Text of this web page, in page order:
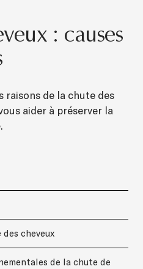
: causes
raisons de la chute des
aider à préserver la
cheveux
de la chute de